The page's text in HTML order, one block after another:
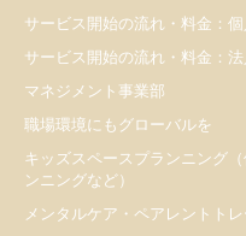
サービス開始の流れ・料金：
サービス開始の流れ・料金：
マネジメント事業部
職場環境にもグローバルを
キッズスペースプランニング
ンニングなど）
メンタルケア・ペアレントト